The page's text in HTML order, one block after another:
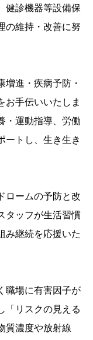
健診機器等設備保
の維持・改善に努
増進・疾病予防・
お手伝いいたしま
・運動指導、労働
ートし、生き生き
ロームの予防と改
タッフが生活習慣
み継続を応援いた
職場に有害因子が
「リスクの見える
質濃度や放射線